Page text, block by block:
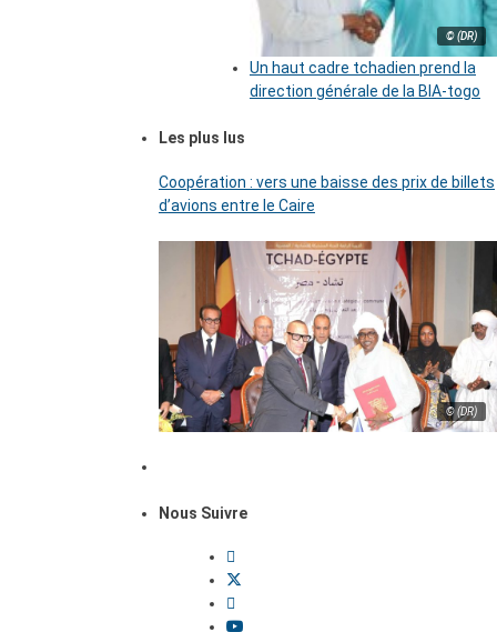
© (DR)
Un haut cadre tchadien prend la
direction générale de la BIA-togo
Les plus lus
Coopération : vers une baisse des prix de billets
d’avions entre le Caire
© (DR)
Nous Suivre